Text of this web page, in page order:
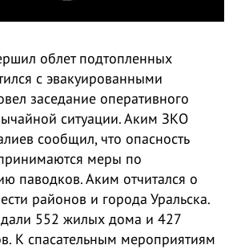
облет подтопленных
с эвакуированными
заседание оперативного
ситуации. Аким ЗКО
сообщил, что опасность
меры по
паводков. Аким отчитался о
районов и города Уральска.
552 жилых дома и 427
К спасательным мероприятиям